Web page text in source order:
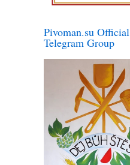
Pivoman.su Official
Telegram Group